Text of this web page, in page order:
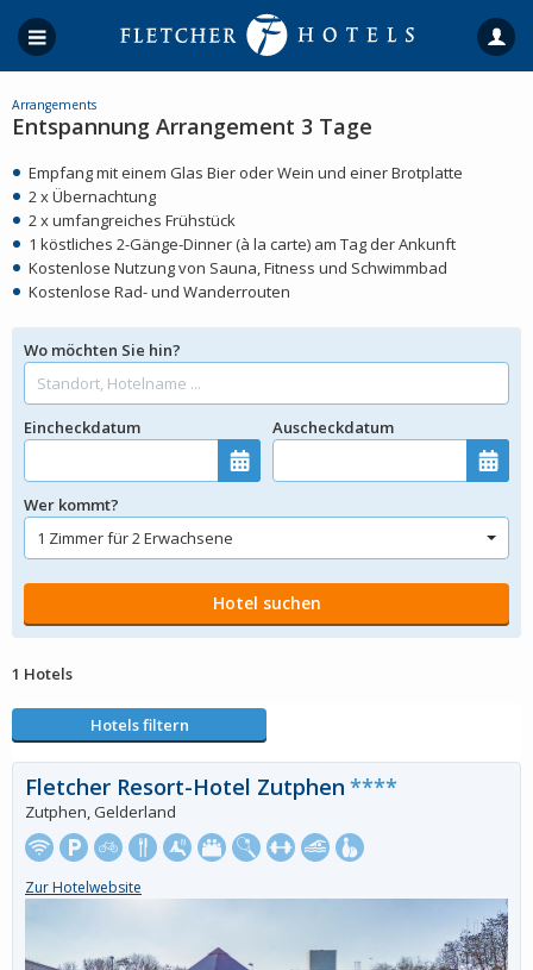
Arrangements
Entspannung Arrangement 3 Tage
Empfang mit einem Glas Bier oder Wein und einer Brotplatte
2 x Übernachtung
2 x umfangreiches Frühstück
1 köstliches 2-Gänge-Dinner (à la carte) am Tag der Ankunft
Kostenlose Nutzung von Sauna, Fitness und Schwimmbad
Kostenlose Rad- und Wanderrouten
Wo möchten Sie hin?
Eincheckdatum Auscheckdatum
Wer kommt?
1 Hotels
Hotels filtern
Fletcher Resort-Hotel Zutphen ****
Zutphen, Gelderland
Zur Hotelwebsite